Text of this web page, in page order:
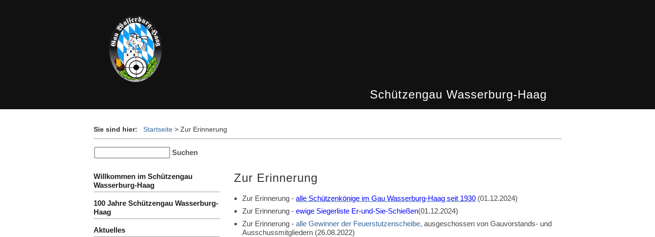
Schützengau Wasserburg-Haag
Sie sind hier: Startseite > Zur Erinnerung
Zur Erinnerung
Zur Erinnerung - alle Schützenkönige im Gau Wasserburg-Haag seit 1930 (01.12.2024)
Zur Erinnerung - ewige Siegerliste Er-und-Sie-Schießen(01.12.2024)
Zur Erinnerung - alle Gewinner der Feuerstutzenscheibe, ausgeschossen von Gauvorstands- und
Ausschussmitgliedern (26.08.2022)
Willkommen im Schützengau
Wasserburg-Haag
100 Jahre Schützengau Wasserburg-
Haag
Aktuelles